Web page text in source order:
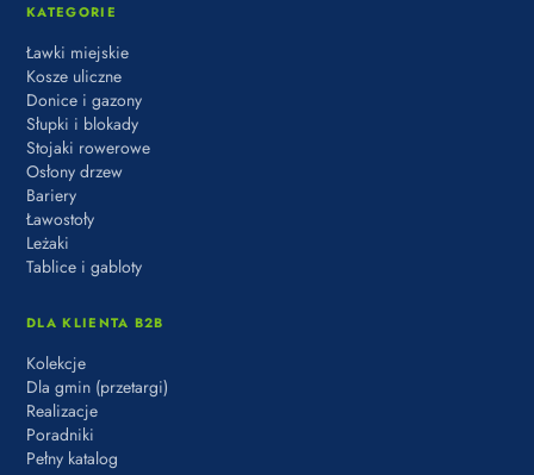
KATEGORIE
Ławki miejskie
Kosze uliczne
Donice i gazony
Słupki i blokady
Stojaki rowerowe
Osłony drzew
Bariery
Ławostoły
Leżaki
Tablice i gabloty
DLA KLIENTA B2B
Kolekcje
Dla gmin (przetargi)
Realizacje
Poradniki
Pełny katalog